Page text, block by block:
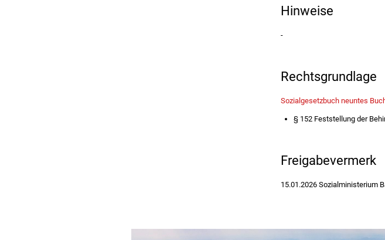
Hinweise
-
Rechtsgrundlage
Sozialgesetzbuch neuntes
§ 152 Feststellung der
Freigabevermerk
15.01.2026 Sozialministerium